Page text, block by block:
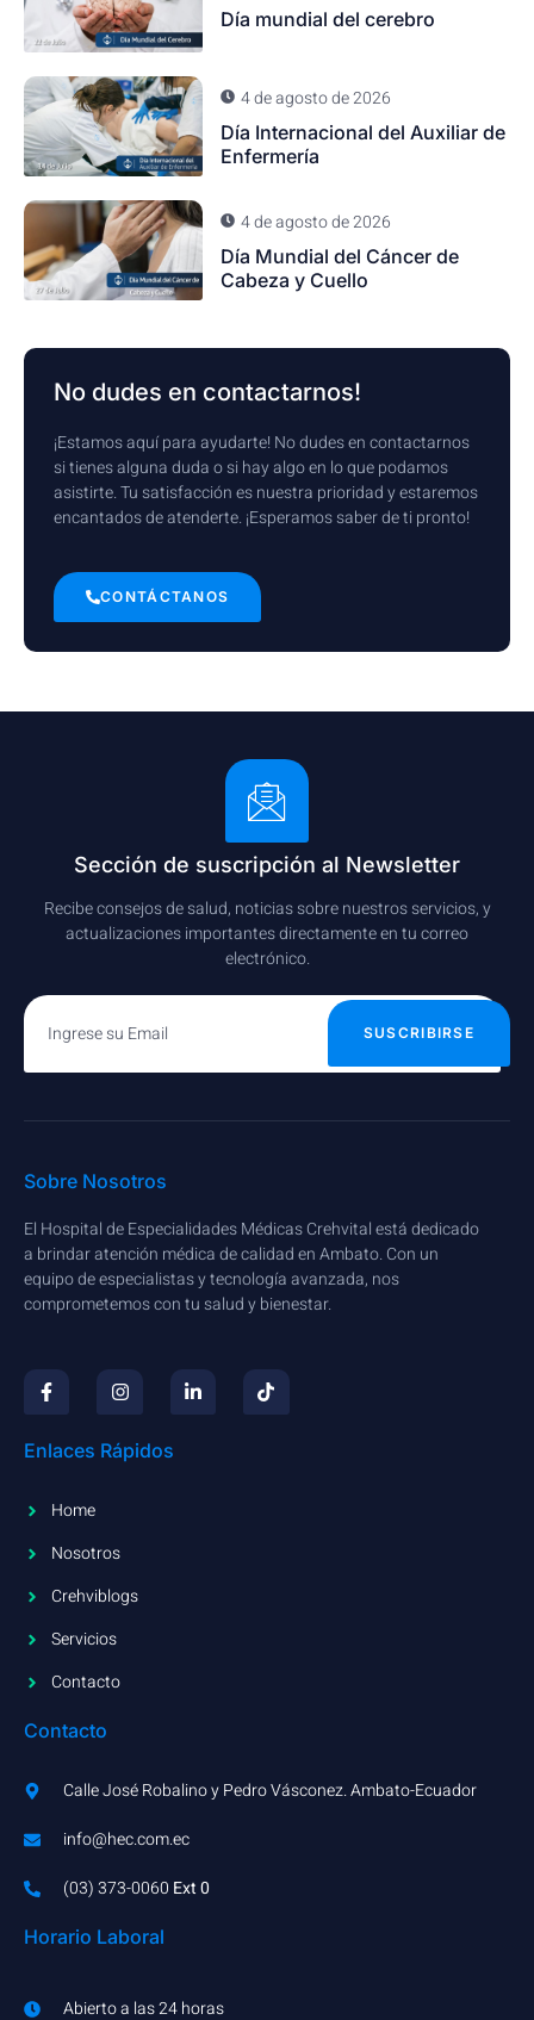
Día mundial del cerebro
4 de agosto de 2026
Día Internacional del Auxiliar de
Enfermería
4 de agosto de 2026
Día Mundial del Cáncer de
Cabeza y Cuello
No dudes en contactarnos!
¡Estamos aquí para ayudarte! No dudes en contactarnos
si tienes alguna duda o si hay algo en lo que podamos
asistirte. Tu satisfacción es nuestra prioridad y estaremos
encantados de atenderte. ¡Esperamos saber de ti pronto!
CONTÁCTANOS
Sección de suscripción al Newsletter
Recibe consejos de salud, noticias sobre nuestros servicios, y
actualizaciones importantes directamente en tu correo
electrónico.
SUSCRIBIRSE
Sobre Nosotros
El Hospital de Especialidades Médicas Crehvital está dedicado
a brindar atención médica de calidad en Ambato. Con un
equipo de especialistas y tecnología avanzada, nos
comprometemos con tu salud y bienestar.
Enlaces Rápidos
Home
Nosotros
Crehviblogs
Servicios
Contacto
Contacto
Calle José Robalino y Pedro Vásconez. Ambato-Ecuador
info@hec.com.ec
(03) 373-0060​ Ext 0
Horario Laboral
Abierto a las 24 horas